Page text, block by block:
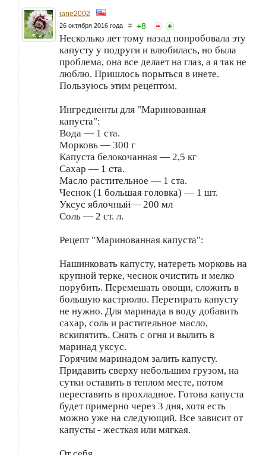
jane2002
26 октября 2016 года # +8
Несколько лет тому назад попробовала эту
капусту у подруги и влюбилась, но была
проблема, она все делает на глаз, а я так не
люблю. Пришлось порыться в инете.
Пользуюсь этим рецептом.
Ингредиенты для "Маринованная
капуста":
Вода — 1 ста.
Морковь — 300 г
Капуста белокочанная — 2,5 кг
Сахар — 1 ста.
Масло растительное — 1 ста.
Чеснок (1 большая головка) — 1 шт.
Уксус яблочный— 200 мл
Соль — 2 ст. л.
Рецепт "Маринованная капуста":
Нашинковать капусту, натереть морковь на
крупной терке, чеснок очистить и мелко
порубить. Перемешать овощи, сложить в
большую кастрюлю. Перетирать капусту
не нужно. Для маринада в воду добавить
сахар, соль и растительное масло,
вскипятить. Снять с огня и вылить в
маринад уксус.
Горячим маринадом залить капусту.
Придавить сверху небольшим грузом, на
сутки оставить в теплом месте, потом
переставить в прохладное. Готова капуста
будет примерно через 3 дня, хотя есть
можно уже на следующий. Все зависит от
капусты - жесткая или мягкая.